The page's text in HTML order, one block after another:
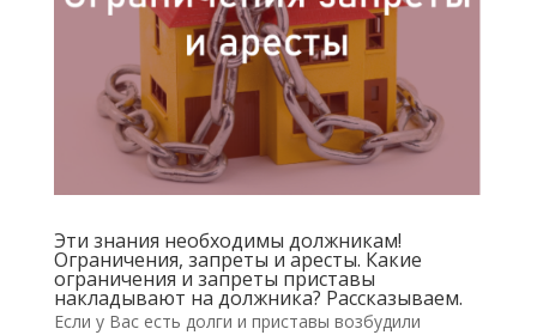
Эти знания необходимы должникам!
Ограничения, запреты и аресты. Какие
ограничения и запреты приставы
накладывают на должника? Рассказываем.
Если у Вас есть долги и приставы возбудили